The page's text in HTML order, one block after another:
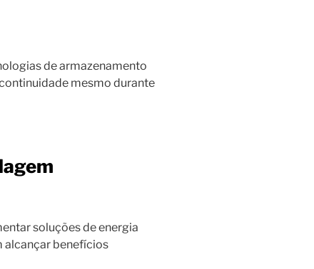
de armazenamento
mesmo durante
soluções de energia
alcançar benefícios